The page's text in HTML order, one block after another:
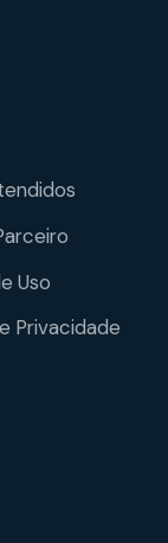
Uso
Privacidade